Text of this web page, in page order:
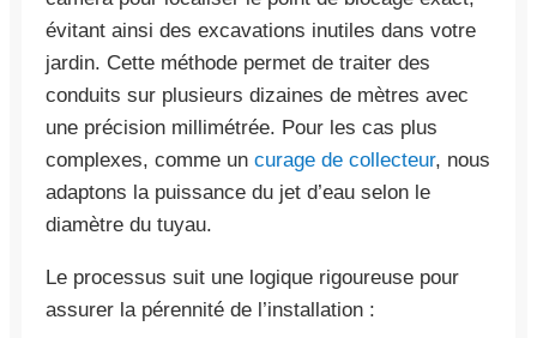
évitant ainsi des excavations inutiles dans votre
jardin. Cette méthode permet de traiter des
conduits sur plusieurs dizaines de mètres avec
une précision millimétrée. Pour les cas plus
complexes, comme un curage de collecteur, nous
adaptons la puissance du jet d’eau selon le
diamètre du tuyau.
Le processus suit une logique rigoureuse pour
assurer la pérennité de l’installation :